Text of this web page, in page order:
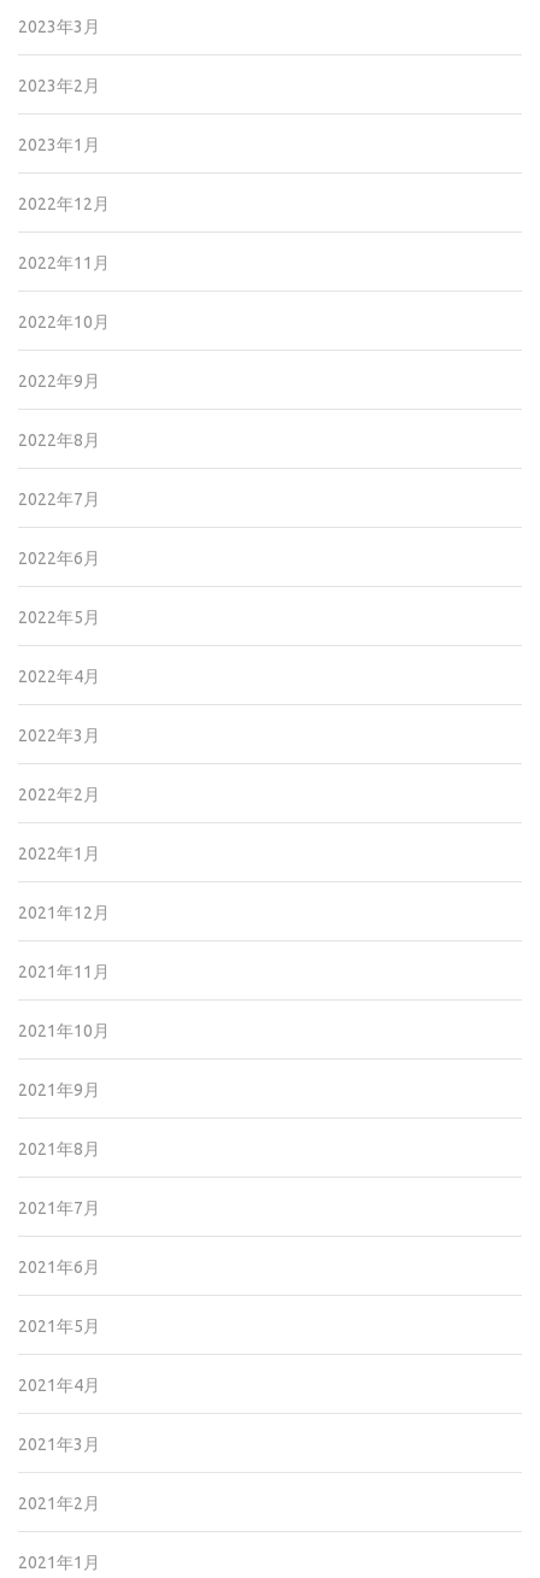
2023年3月
2023年2月
2023年1月
2022年12月
2022年11月
2022年10月
2022年9月
2022年8月
2022年7月
2022年6月
2022年5月
2022年4月
2022年3月
2022年2月
2022年1月
2021年12月
2021年11月
2021年10月
2021年9月
2021年8月
2021年7月
2021年6月
2021年5月
2021年4月
2021年3月
2021年2月
2021年1月